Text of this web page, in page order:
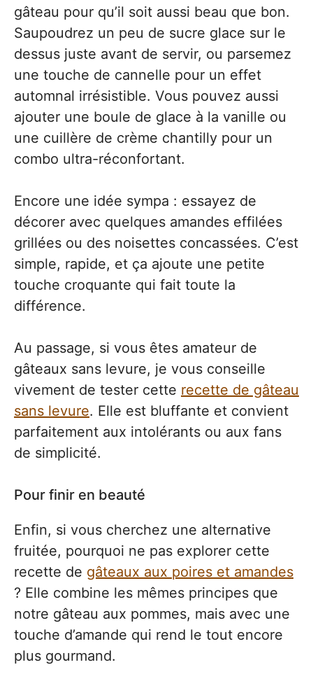
gâteau pour qu’il soit aussi beau que bon.
Saupoudrez un peu de sucre glace sur le
dessus juste avant de servir, ou parsemez
une touche de cannelle pour un effet
automnal irrésistible. Vous pouvez aussi
ajouter une boule de glace à la vanille ou
une cuillère de crème chantilly pour un
combo ultra-réconfortant.
Encore une idée sympa : essayez de
décorer avec quelques amandes effilées
grillées ou des noisettes concassées. C’est
simple, rapide, et ça ajoute une petite
touche croquante qui fait toute la
différence.
Au passage, si vous êtes amateur de
gâteaux sans levure, je vous conseille
vivement de tester cette recette de gâteau
sans levure. Elle est bluffante et convient
parfaitement aux intolérants ou aux fans
de simplicité.
Pour finir en beauté
Enfin, si vous cherchez une alternative
fruitée, pourquoi ne pas explorer cette
recette de gâteaux aux poires et amandes
? Elle combine les mêmes principes que
notre gâteau aux pommes, mais avec une
touche d’amande qui rend le tout encore
plus gourmand.